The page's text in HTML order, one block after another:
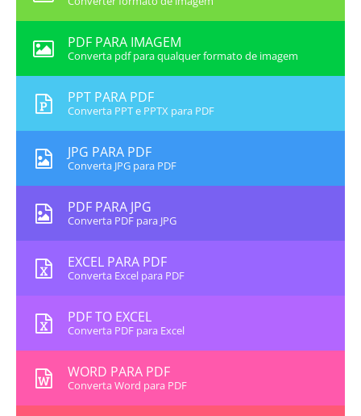
PDF PARA IMAGEM
Converta pdf para qualquer formato de imagem
PPT PARA PDF
Converta PPT e PPTX para PDF
JPG PARA PDF
Converta JPG para PDF
PDF PARA JPG
Converta PDF para JPG
EXCEL PARA PDF
Converta Excel para PDF
PDF TO EXCEL
Converta PDF para Excel
WORD PARA PDF
Converta Word para PDF